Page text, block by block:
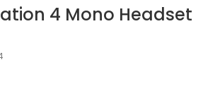
4 Mono Headset